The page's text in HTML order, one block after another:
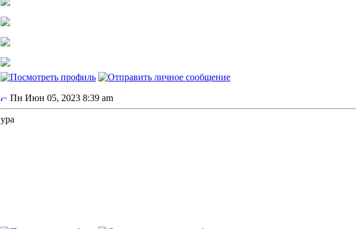
Пн Июн 05, 2023 8:39 am
ура